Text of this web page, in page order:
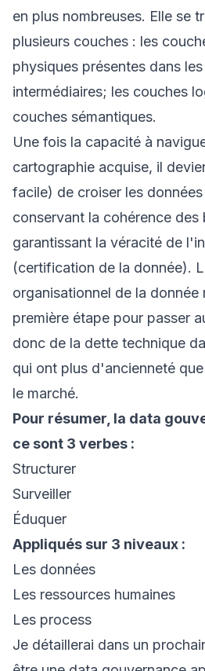
en plus nombreuses. Elle se
plusieurs couches : les
physiques présentes dans
intermédiaires; les couches
couches sémantiques.
Une fois la capacité à
cartographie acquise, il
facile) de croiser les
conservant la cohérence des
garantissant la véracité de
(certification de la donnée).
organisationnel de la donnée
première étape pour passer
donc de la dette technique
qui ont plus d'ancienneté
le marché.
Pour résumer, la data
ce sont 3 verbes :
Structurer
Surveiller
Éduquer
Appliqués sur 3 niveaux :
Les données
Les ressources humaines
Les process
Je détaillerai dans un